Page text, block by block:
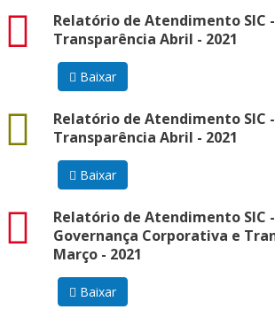
Relatório de Atendimento SIC
Transparência Abril - 2021
pdf
Baixar
Relatório de Atendimento SIC
Transparência Abril - 2021
docx
Baixar
Relatório de Atendimento SIC
Governança Corporativa e
Março - 2021
pdf
Baixar